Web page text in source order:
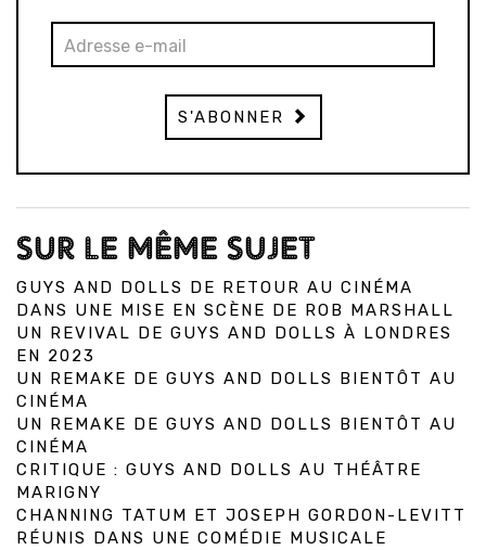
S'ABONNER
SUR LE MÊME SUJET
GUYS AND DOLLS DE RETOUR AU CINÉMA
DANS UNE MISE EN SCÈNE DE ROB MARSHALL
UN REVIVAL DE GUYS AND DOLLS À LONDRES
EN 2023
UN REMAKE DE GUYS AND DOLLS BIENTÔT AU
CINÉMA
UN REMAKE DE GUYS AND DOLLS BIENTÔT AU
CINÉMA
CRITIQUE : GUYS AND DOLLS AU THÉÂTRE
MARIGNY
CHANNING TATUM ET JOSEPH GORDON-LEVITT
RÉUNIS DANS UNE COMÉDIE MUSICALE